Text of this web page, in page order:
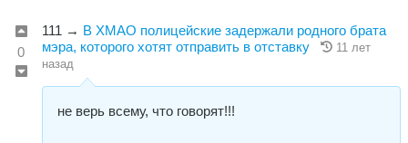
0
111 → В ХМАО полицейские задержали родного брата
мэра, которого хотят отправить в отставку
11 лет
назад
не верь всему, что говорят!!!